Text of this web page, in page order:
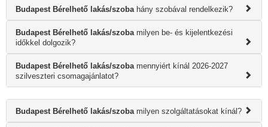
Budapest Bérelhető lakás/szobahány szobával rendelkezik?
Budapest Bérelhető lakás/szobamilyen be- és kijelentkezési
időkkel dolgozik?
Budapest Bérelhető lakás/szobamennyiért kínál 2026-2027
szilveszteri csomagajánlatot?
Budapest Bérelhető lakás/szobamilyen szolgáltatásokat kínál?